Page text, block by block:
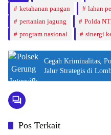
ketahanan pangan
lahan
pertanian jagung
Polda
program nasional
sinergi
Cegah Kriminalitas,
Jalur Strategis di
Pos Terkait